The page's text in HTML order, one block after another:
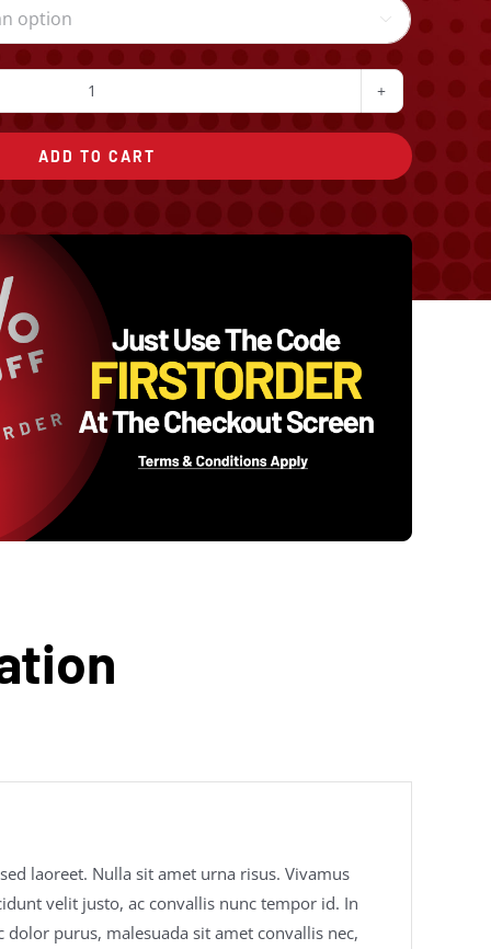

Classic
Cheese
quantity
ADD TO CART
laoreet. Nulla sit amet urna risus. Vivamus
velit justo, ac convallis nunc tempor id. In
purus, malesuada sit amet convallis nec,